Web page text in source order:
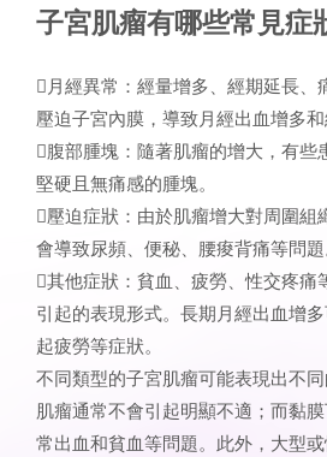
子宮肌瘤有哪些常見症
月經異常：經量增多、經期延長、
壓迫子宮內膜，導致月經出血增多和
腹部腫塊：隨著肌瘤的增大，有些
堅硬且無痛感的腫塊。
壓迫症狀：由於肌瘤增大對周圍組
會導致尿頻、便秘、腰痠背痛等問題
其他症狀：貧血、疲勞、性交疼痛
引起的表現形式。長期月經出血增
起疲勞等症狀。
不同類型的子宮肌瘤可能表現出不
肌瘤通常不會引起明顯不適；而黏
常出血和貧血等問題。此外，大型